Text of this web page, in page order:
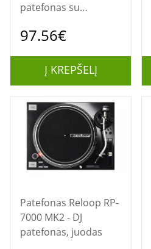
patefonas su
garsiakalbiais
97.56€
Į KREPŠELĮ
Patefonas Reloop RP-
7000 MK2 - DJ
patefonas, juodas